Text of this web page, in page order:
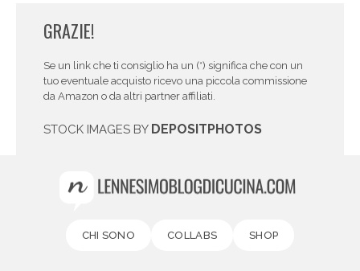
GRAZIE!
Se un link che ti consiglio ha un (*) significa che con un
tuo eventuale acquisto ricevo una piccola commissione
da Amazon o da altri partner affiliati.
STOCK IMAGES BY DEPOSITPHOTOS
CHI SONO COLLABS SHOP